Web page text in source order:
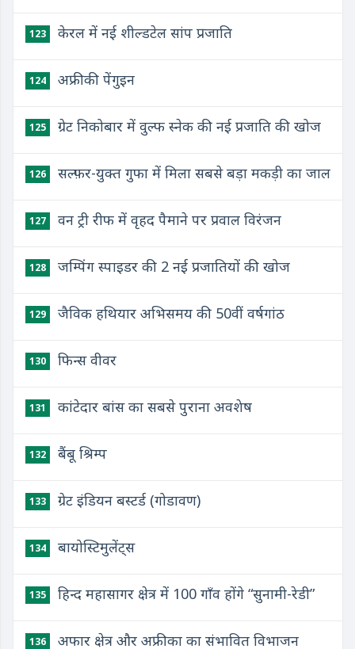
123 केरल में नई शील्डटेल सांप प्रजाति
124 अफ्रीकी पेंगुइन
125 ग्रेट निकोबार में वुल्फ स्नेक की नई प्रजाति की खोज
126 सल्फ़र-युक्त गुफा में मिला सबसे बड़ा मकड़ी का जाल
127 वन ट्री रीफ में वृहद पैमाने पर प्रवाल विरंजन
128 जम्पिंग स्पाइडर की 2 नई प्रजातियों की खोज
129 जैविक हथियार अभिसमय की 50वीं वर्षगांठ
130 फिन्स वीवर
131 कांटेदार बांस का सबसे पुराना अवशेष
132 बैंबू श्रिम्प
133 ग्रेट इंडियन बस्टर्ड (गोडावण)
134 बायोस्टिमुलेंट्स
135 हिन्द महासागर क्षेत्र में 100 गाँव होंगे “सुनामी-रेडी”
136 अफार क्षेत्र और अफ्रीका का संभावित विभाजन